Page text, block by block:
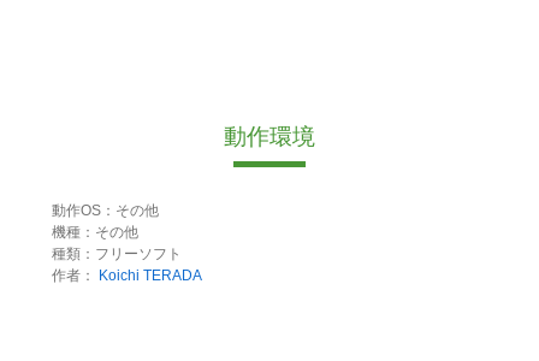
動作環境
動作OS：その他
機種：その他
種類：フリーソフト
作者：
Koichi TERADA